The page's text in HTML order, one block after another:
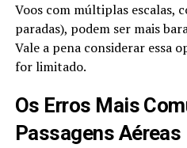
Voos com múltiplas escalas,
paradas), podem ser mais
Vale a pena considerar essa
for limitado.
Os Erros Mais
Passagens Aéreas